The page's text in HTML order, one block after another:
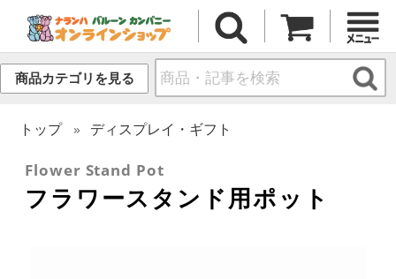
商品カテゴリを見る
トップ ディスプレイ・ギフト
Flower Stand Pot
フラワースタンド用ポット